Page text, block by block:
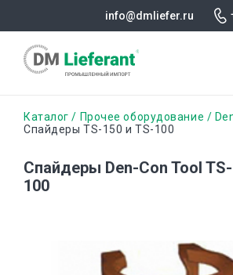
содержанию
info@dmliefer.ru
Строка
Каталог Прочее оборудование
Спайдеры TS-150 и TS-100
Спайдеры Den-Con Tool
100